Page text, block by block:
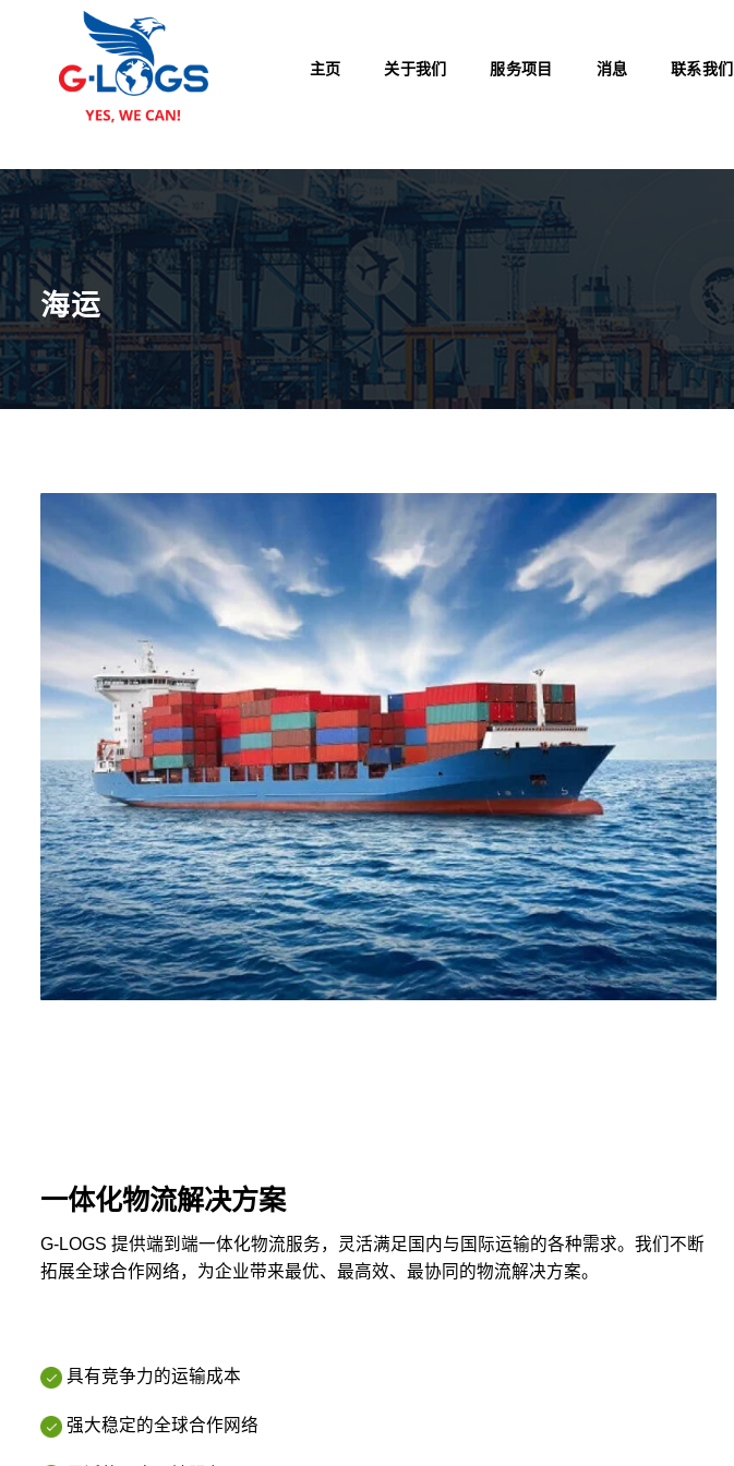
主页 关于我们 服务项目 消息 联系我们
海运
一体化物流解决方案
G-LOGS 提供端到端一体化物流服务，灵活满足国内与国际运输的各种需求。我们不断
拓展全球合作网络，为企业带来最优、最高效、最协同的物流解决方案。
具有竞争力的运输成本
强大稳定的全球合作网络